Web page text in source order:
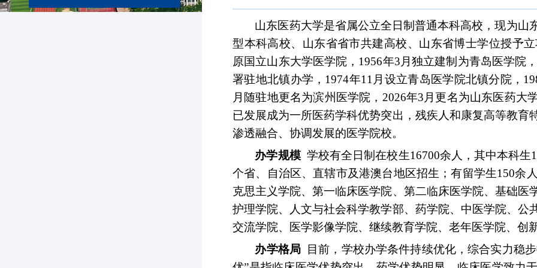
山东医药大学是省属公立全日制普通本科高校，现为山
型本科高校、山东省省市共建高校、山东省博士学位授予
原国立山东大学医学院，1956年3月独立建制为青岛医学院
署驻地北镇办学，1974年11月设立青岛医学院北镇分院，
月随驻地更名为滨州医学院，2026年3月更名为山东医药大
已发展成为一所医药学科优势突出，残疾人和康复高等教育
渗透融合、协调发展的医学院校。
办学规模学校有全日制在校生16700余人，其中本科生
个省、自治区、直辖市及港澳台地区招生；有留学生150余
克思主义学院、第一临床医学院、第二临床医学院、基础医
护理学院、人文与社会科学教学部、药学院、中医学院、公
交流学院、医学影像学院、继续教育学院、老年医学院、创
办学格局目前，学校办学条件持续优化，综合实力稳